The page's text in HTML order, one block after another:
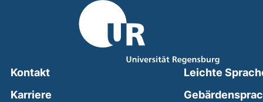
Kontakt
Karriere
Leichte